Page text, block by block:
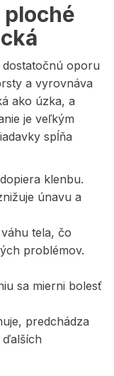
ploché
oporu
a vyrovnáva
ako úzka, a
je veľkým
spĺňa
klenbu.
únavu a
tela, čo
problémov.
sa mierni bolesť
predchádza